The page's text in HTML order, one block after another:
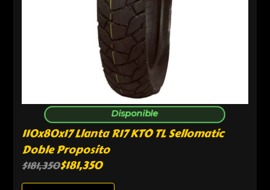
Disponible
110x80x17 Llanta R17 KTO TL Sellomatic
Doble Proposito
$181,350$181,350